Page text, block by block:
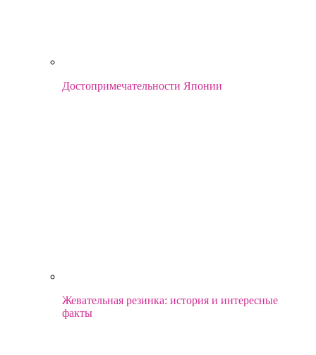
Достопримечательности Японии
Жевательная резинка: история и интересные
факты